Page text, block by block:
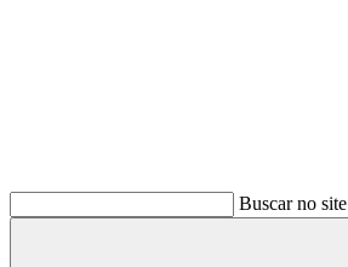
Buscar no site